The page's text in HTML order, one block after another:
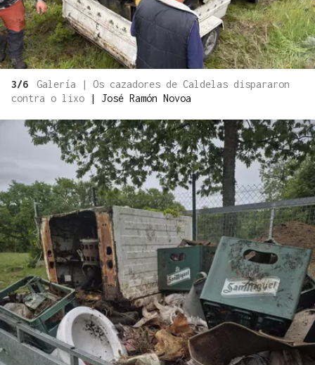
3/6
Galería | Os cazadores de Caldelas dispararon
contra o lixo
| José Ramón Novoa